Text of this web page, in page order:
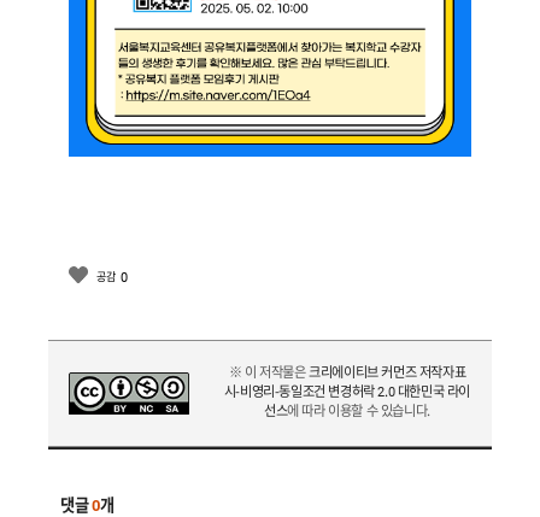
공감 0
※ 이 저작물은크리에이티브 커먼즈 저작자표
시-비영리-동일조건 변경허락 2.0 대한민국 라이
선스에 따라 이용할 수 있습니다.
댓글0개